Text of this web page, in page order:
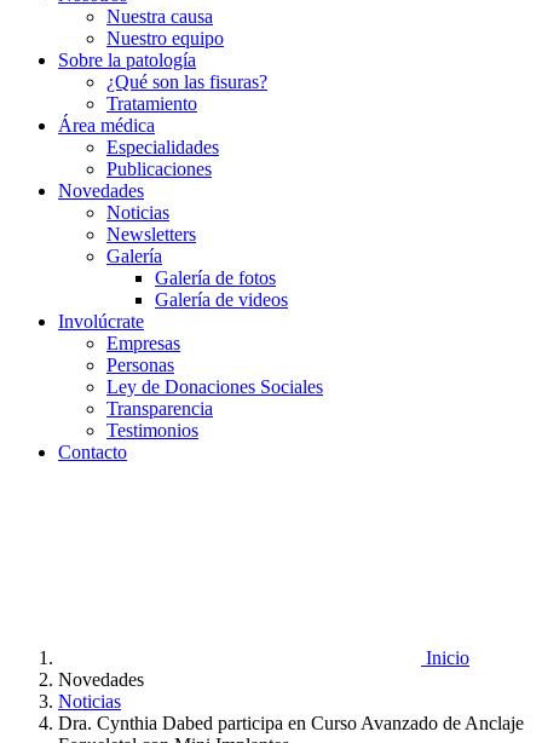
Nuestra causa
Nuestro equipo
Sobre la patología
¿Qué son las fisuras?
Tratamiento
Área médica
Especialidades
Publicaciones
Novedades
Noticias
Newsletters
Galería
Galería de fotos
Galería de videos
Involúcrate
Empresas
Personas
Ley de Donaciones Sociales
Transparencia
Testimonios
Contacto
Inicio
Novedades
Noticias
Dra. Cynthia Dabed participa en Curso Avanzado de Anclaje